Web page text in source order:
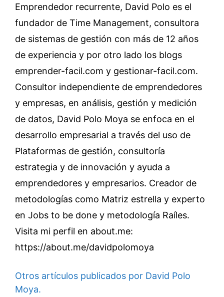
Emprendedor recurrente, David Polo es el
fundador de Time Management, consultora
de sistemas de gestión con más de 12 años
de experiencia y por otro lado los blogs
emprender-facil.com y gestionar-facil.com.
Consultor independiente de emprendedores
y empresas, en análisis, gestión y medición
de datos, David Polo Moya se enfoca en el
desarrollo empresarial a través del uso de
Plataformas de gestión, consultoría
estrategia y de innovación y ayuda a
emprendedores y empresarios. Creador de
metodologías como Matriz estrella y experto
en Jobs to be done y metodología Raíles.
Visita mi perfil en about.me:
https://about.me/davidpolomoya
Otros artículos publicados por David Polo
Moya.